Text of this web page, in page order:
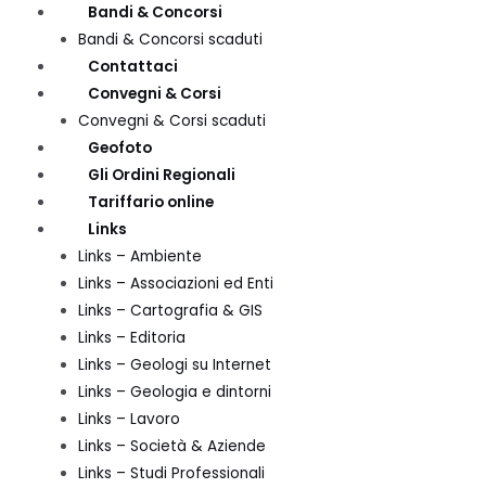
Bandi & Concorsi
Bandi & Concorsi scaduti
Contattaci
Convegni & Corsi
Convegni & Corsi scaduti
Geofoto
Gli Ordini Regionali
Tariffario online
Links
Links – Ambiente
Links – Associazioni ed Enti
Links – Cartografia & GIS
Links – Editoria
Links – Geologi su Internet
Links – Geologia e dintorni
Links – Lavoro
Links – Società & Aziende
Links – Studi Professionali